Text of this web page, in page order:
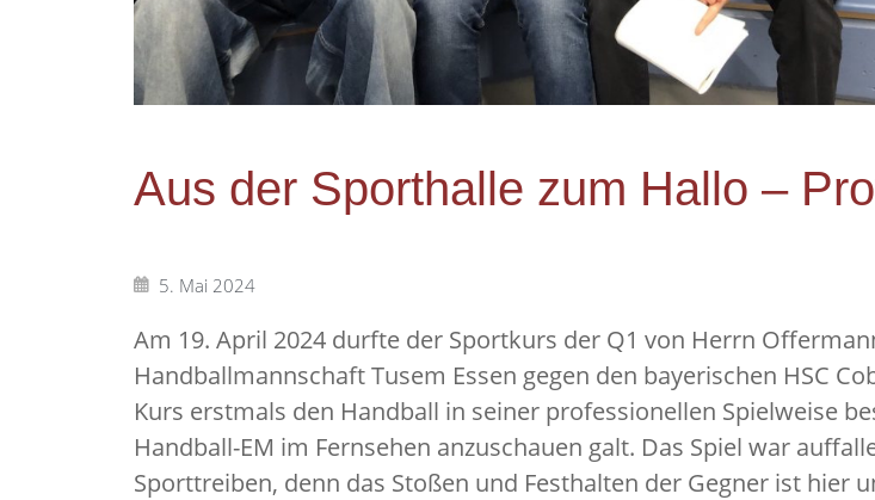
Aus der Sporthalle zum Hallo –
5. Mai 2024
Am 19. April 2024 durfte der Sportkurs der Q1 von Herrn
Handballmannschaft Tusem Essen gegen den bayerischen HSC
Kurs erstmals den Handball in seiner professionellen Spielweise
Handball-EM im Fernsehen anzuschauen galt. Das Spiel war
Sporttreiben, denn das Stoßen und Festhalten der Gegner ist